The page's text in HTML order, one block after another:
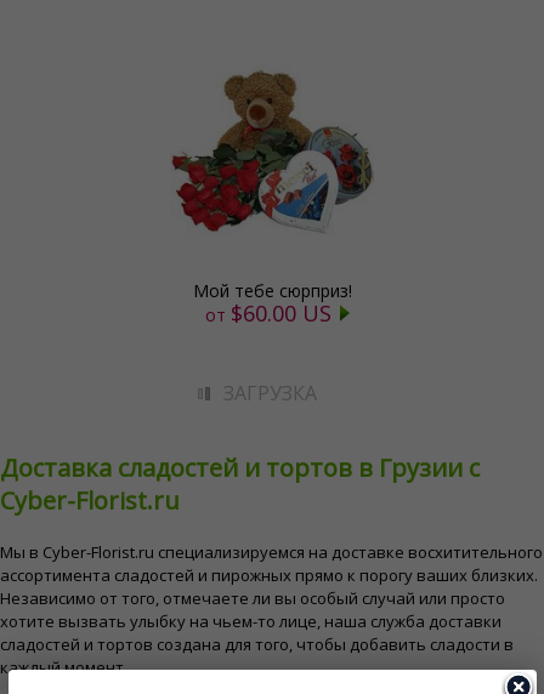
Мой тебе сюрприз!
от $60.00 US
ЗАГРУЗКА
Доставка сладостей и тортов в Грузии с
Cyber-Florist.ru
Мы в Cyber-Florist.ru специализируемся на доставке восхитительного
ассортимента сладостей и пирожных прямо к порогу ваших близких.
Независимо от того, отмечаете ли вы особый случай или просто
хотите вызвать улыбку на чьем-то лице, наша служба доставки
сладостей и тортов создана для того, чтобы добавить сладости в
каждый момент.